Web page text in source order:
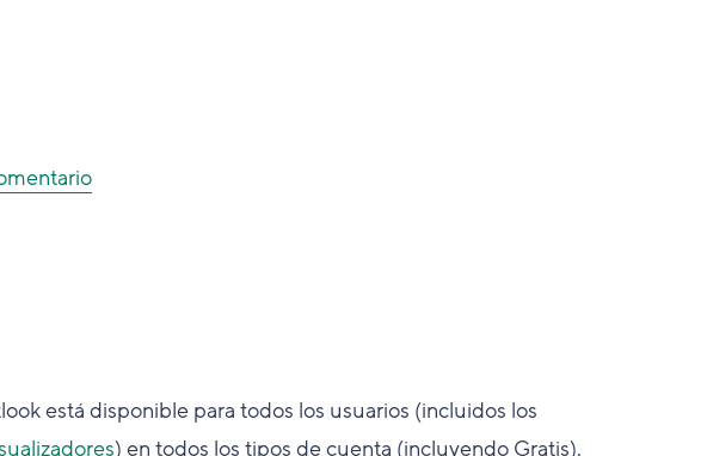
está disponible para todos los usuarios (incluidos los
) en todos los tipos de cuenta (incluyendo Gratis).